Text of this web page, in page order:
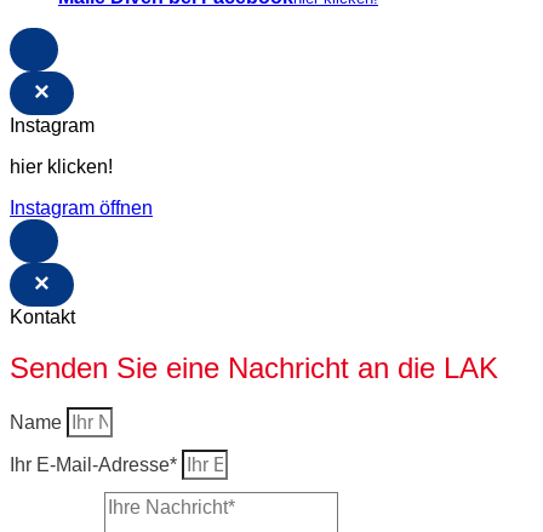
×
Instagram
hier klicken!
Instagram öffnen
×
Kontakt
Senden Sie eine Nachricht an die LAK
Name
Ihr E-Mail-Adresse*